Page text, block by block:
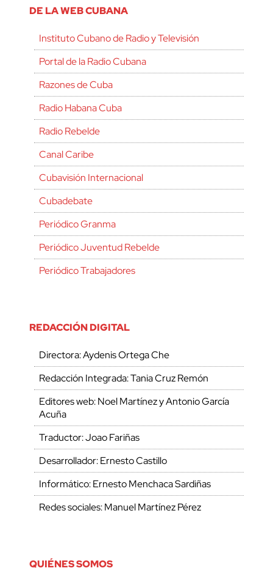
DE LA WEB CUBANA
Instituto Cubano de Radio y Televisión
Portal de la Radio Cubana
Razones de Cuba
Radio Habana Cuba
Radio Rebelde
Canal Caribe
Cubavisión Internacional
Cubadebate
Periódico Granma
Periódico Juventud Rebelde
Periódico Trabajadores
REDACCIÓN DIGITAL
Directora: Aydenis Ortega Che
Redacción Integrada: Tania Cruz Remón
Editores web: Noel Martínez y Antonio García
Acuña
Traductor: Joao Fariñas
Desarrollador: Ernesto Castillo
Informático: Ernesto Menchaca Sardiñas
Redes sociales: Manuel Martínez Pérez
QUIÉNES SOMOS